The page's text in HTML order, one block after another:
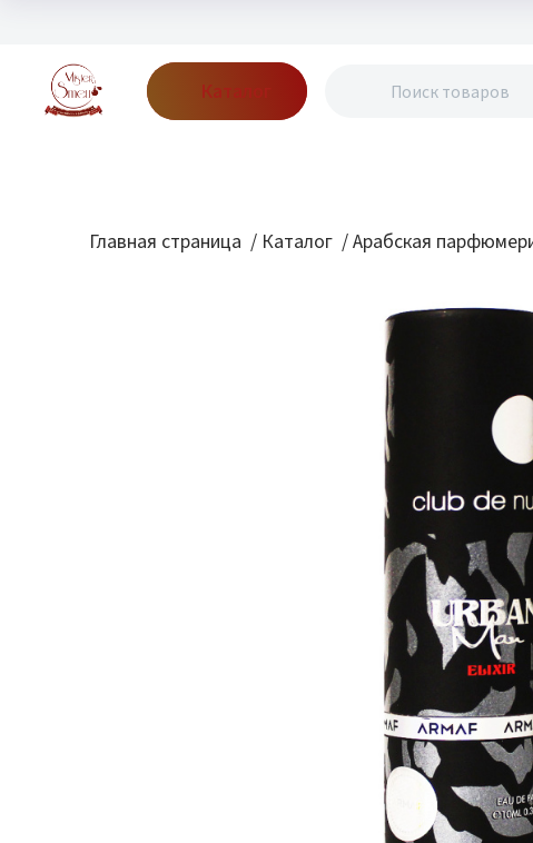
Каталог
Главная страница / Каталог / Арабская